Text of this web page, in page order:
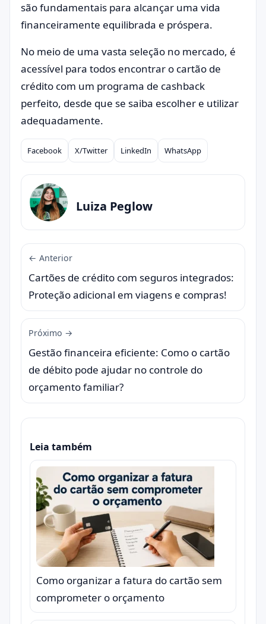
são fundamentais para alcançar uma vida
financeiramente equilibrada e próspera.
No meio de uma vasta seleção no mercado, é
acessível para todos encontrar o cartão de
crédito com um programa de cashback
perfeito, desde que se saiba escolher e utilizar
adequadamente.
Compartilhar
Facebook X/Twitter LinkedIn WhatsApp
Luiza Peglow
← Anterior
Cartões de crédito com seguros integrados:
Proteção adicional em viagens e compras!
Próximo →
Gestão financeira eficiente: Como o cartão
de débito pode ajudar no controle do
orçamento familiar?
Leia também
Como organizar a fatura do cartão sem
comprometer o orçamento